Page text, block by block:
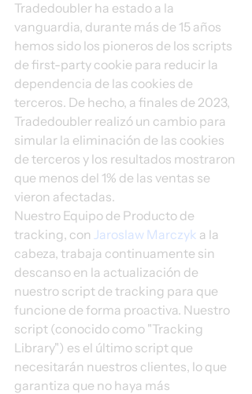
Tradedoubler ha estado a la
vanguardia, durante más de 15 años
hemos sido los pioneros de los scripts
de first-party cookie para reducir la
dependencia de las cookies de
terceros. De hecho, a finales de 2023,
Tradedoubler realizó un cambio para
simular la eliminación de las cookies
de terceros y los resultados mostraron
que menos del 1% de las ventas se
vieron afectadas.
Nuestro Equipo de Producto de
tracking, con Jaroslaw Marczyk a la
cabeza, trabaja continuamente sin
descanso en la actualización de
nuestro script de tracking para que
funcione de forma proactiva. Nuestro
script (conocido como "Tracking
Library") es el último script que
necesitarán nuestros clientes, lo que
garantiza que no haya más